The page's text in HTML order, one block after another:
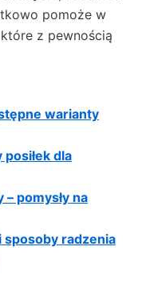
pomoże w
z pewnością
warianty
dla
pomysły na
sposoby radzenia